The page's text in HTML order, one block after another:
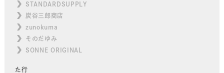
STANDARDSUPPLY
炭谷三郎商店
zunokuma
そのだゆみ
SONNE ORIGINAL
た行